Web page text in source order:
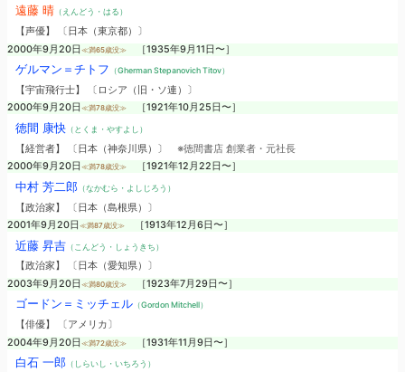
遠藤 晴（えんどう・はる）
【声優】 〔日本（東京都）〕
2000年9月20日 ≪満65歳没≫ ［1935年9月11日〜］
ゲルマン＝チトフ （Gherman Stepanovich Titov）
【宇宙飛行士】 〔ロシア（旧・ソ連）〕
2000年9月20日 ≪満78歳没≫ ［1921年10月25日〜］
徳間 康快（とくま・やすよし）
【経営者】 〔日本（神奈川県）〕 ※徳間書店 創業者・元社長
2000年9月20日 ≪満78歳没≫ ［1921年12月22日〜］
中村 芳二郎（なかむら・よしじろう）
【政治家】 〔日本（島根県）〕
2001年9月20日 ≪満87歳没≫ ［1913年12月6日〜］
近藤 昇吉（こんどう・しょうきち）
【政治家】 〔日本（愛知県）〕
2003年9月20日 ≪満80歳没≫ ［1923年7月29日〜］
ゴードン＝ミッチェル（Gordon Mitchell）
【俳優】 〔アメリカ〕
2004年9月20日 ≪満72歳没≫ ［1931年11月9日〜］
白石 一郎（しらいし・いちろう）